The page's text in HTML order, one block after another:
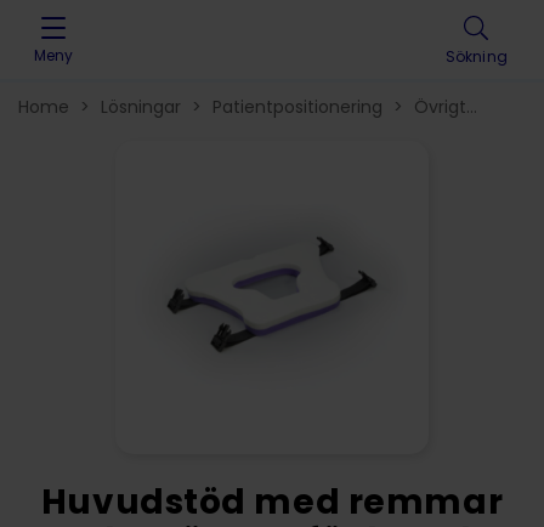
Skip to content
Meny Sökning
Home > Lösningar > Patientpositionering > Övrigt
Huvudstöd med remmar